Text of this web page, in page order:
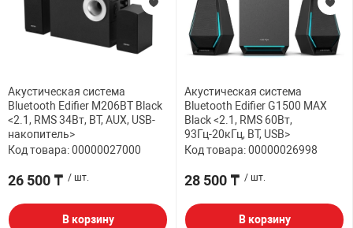
Акустическая система
Bluetooth Edifier M206BT Black
<2.1, RMS 34Вт, BT, AUX, USB-
накопитель>
Код товара: 00000027000
26 500 ₸ / шт.
В корзину
Акустическая система
Bluetooth Edifier G1500 MAX
Black <2.1, RMS 60Вт,
93Гц-20кГц, BT, USB>
Код товара: 00000026998
28 500 ₸ / шт.
В корзину